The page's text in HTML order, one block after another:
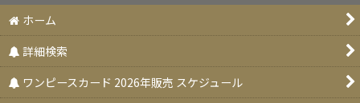
ブースターパック 決戦の刻【OP-16】
特価品
お楽しみ袋
ホーム
詳細検索
ワンピースカード 2026年販売 スケジュール